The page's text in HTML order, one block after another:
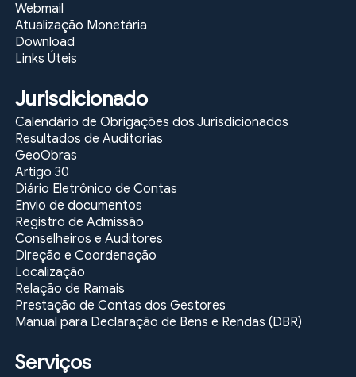
Webmail
Atualização Monetária
Download
Links Úteis
Jurisdicionado
Calendário de Obrigações dos Jurisdicionados
Resultados de Auditorias
GeoObras
Artigo 30
Diário Eletrônico de Contas
Envio de documentos
Registro de Admissão
Conselheiros e Auditores
Direção e Coordenação
Localização
Relação de Ramais
Prestação de Contas dos Gestores
Manual para Declaração de Bens e Rendas (DBR)
Serviços